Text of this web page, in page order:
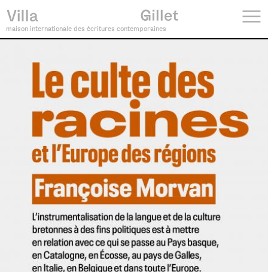
maison internationale des écritures contemporaines